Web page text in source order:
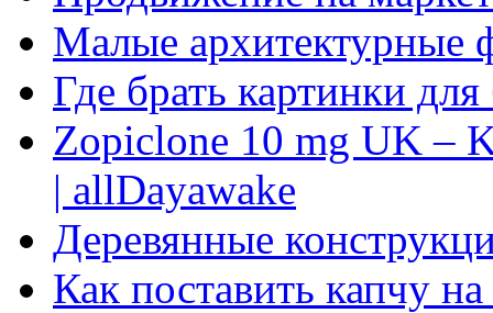
Малые архитектурные
Где брать картинки
Zopiclone 10 mg UK –
| allDayawake
Деревянные
Как поставить капчу